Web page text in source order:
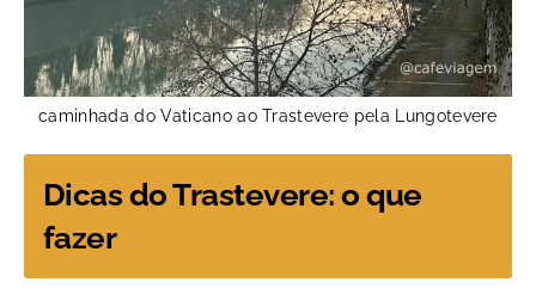
caminhada do Vaticano ao Trastevere pela Lungotevere
Dicas do Trastevere: o que
fazer